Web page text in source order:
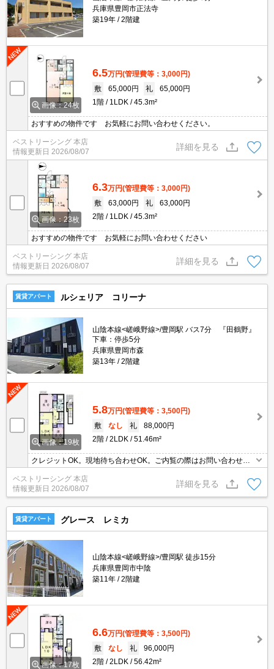
兵庫県豊岡市正法寺
築19年
2階建
画像：24枚
6.5万円(管理費等：3,000円)
敷
65,000円 礼
65,000円
1階
1LDK 45.3m²
おすすめの物件です お気軽にお問い合わせください。
ベストリーシング 本店
情報更新日 2026/08/07
詳細を見る
画像：23枚
6.3万円(管理費等：3,000円)
敷
63,000円 礼
63,000円
2階
1LDK 45.3m²
おすすめの物件です お気軽にお問い合わせください
ベストリーシング 本店
情報更新日 2026/08/07
詳細を見る
賃貸アパート ルシェリア コリーナ
山陰本線<嵯峨野線>/豊岡駅 バス7分 『田鶴野』
下車：停歩5分
兵庫県豊岡市森
築13年
2階建
画像：19枚
5.8万円(管理費等：3,500円)
敷
なし 礼
88,000円
2階
2LDK 51.46m²
クレジットOK。現地待ち合わせOK。ご内覧の際はお問い合わせく
ださい。
ベストリーシング 本店
情報更新日 2026/08/07
詳細を見る
賃貸アパート グレース レミカ
山陰本線<嵯峨野線>/豊岡駅 徒歩15分
兵庫県豊岡市中陰
築11年
2階建
画像：17枚
6.6万円(管理費等：3,500円)
敷
なし 礼
96,000円
2階
2LDK 56.42m²